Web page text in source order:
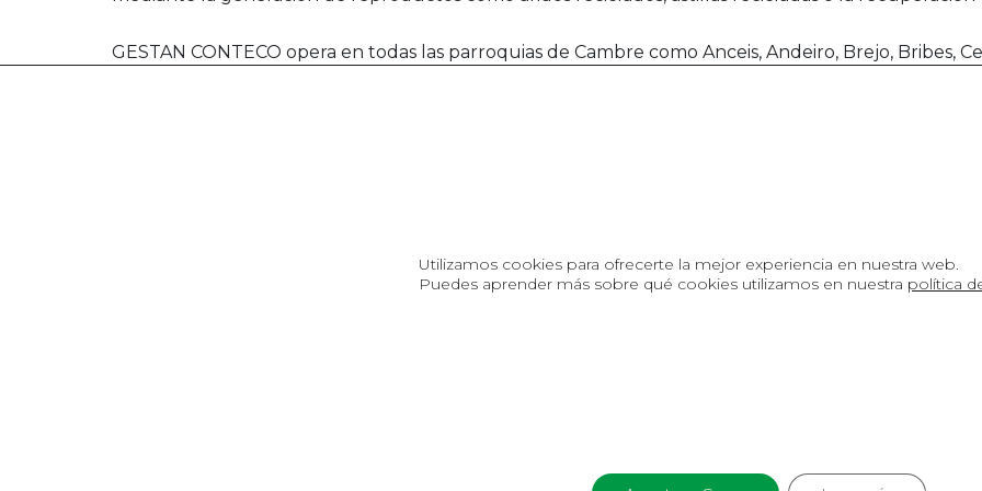
GESTAN CONTECO opera en todas las parroquias de Cambre como Anceis, Andeiro, Brejo, Bribes,
Servicios
Contenedores
Sobre GESTAN
CONTECO
Utilizamos cookies para ofrecerte la mejor experiencia en nuestra web.
Puedes aprender más sobre qué cookies utilizamos en nuestra política